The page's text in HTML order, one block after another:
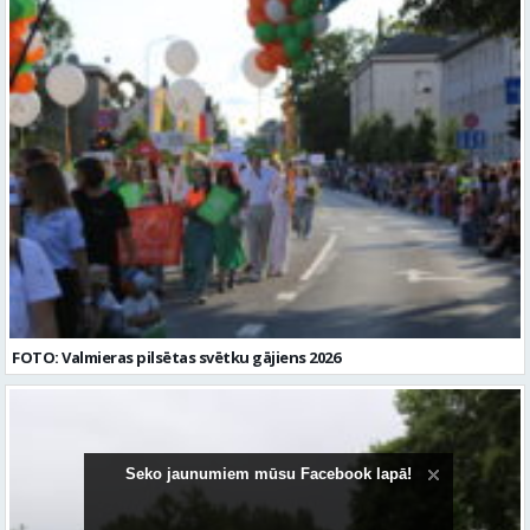
FOTO: Valmieras pilsētas svētku gājiens 2026
Seko jaunumiem mūsu Facebook lapā!